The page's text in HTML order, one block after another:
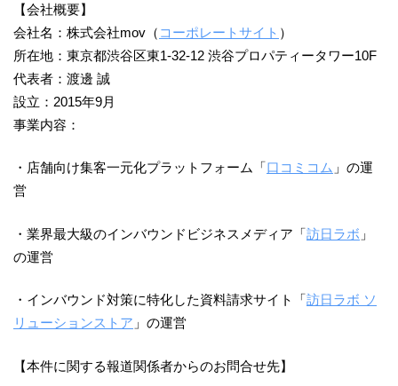
【会社概要】
会社名：株式会社mov（ コーポレートサイト ）
所在地：東京都渋谷区東1-32-12 渋谷プロパティータワー10F
代表者：渡邊 誠
設立：2015年9月
事業内容：
・店舗向け集客一元化プラットフォーム「口コミコム 」の運
営
・業界最大級のインバウンドビジネスメディア「訪日ラボ 」
の運営
・インバウンド対策に特化した資料請求サイト「訪日ラボ ソ
リューションストア 」の運営
【本件に関する報道関係者からのお問合せ先】